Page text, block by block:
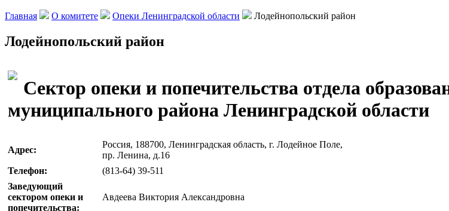
Главная О комитете Опеки Ленинградской области Лодейнопольский район
Лодейнопольский район
Сектор опеки и попечительства отдела
муниципального района Ленинградской области
Адрес:
Россия, 188700, Ленинградская область, г. Лодейное Поле,
пр. Ленина, д.16
Телефон:
(813-64) 39-511
Заведующий
сектором опеки и
попечительства:
Авдеева Виктория Александровна